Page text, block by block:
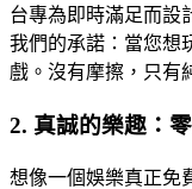
台專為即時滿足而設
我們的承諾：當您想
戲。沒有摩擦，只有
2. 真誠的樂趣：
想像一個娛樂真正免